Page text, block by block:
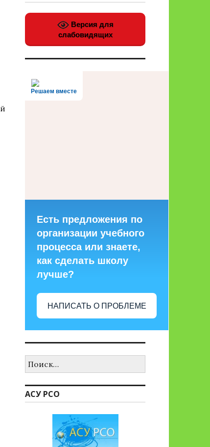
Версия для
слабовидящих
Решаем вместе
Есть предложения по
организации учебного
процесса или знаете,
как сделать школу
лучше?
НАПИСАТЬ О ПРОБЛЕМЕ
АСУ РСО